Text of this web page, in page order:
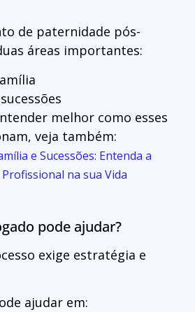
de paternidade pós-
áreas importantes:
melhor como esses
veja também:
e Sucessões: Entenda a
na sua Vida
pode ajudar?
exige estratégia e
ajudar em: